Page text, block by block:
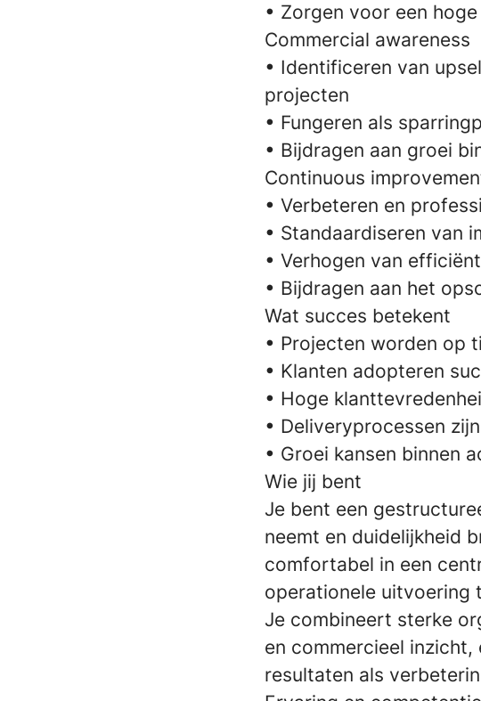
• Zorgen voor een
Commercial awareness
• Identificeren van
projecten
• Fungeren als
• Bijdragen aan groei
Continuous
• Verbeteren en
• Standaardiseren van
• Verhogen van
• Bijdragen aan het
Wat succes betekent
• Projecten worden op
• Klanten adopteren
• Hoge
• Deliveryprocessen
• Groei kansen binnen
Wie jij bent
Je bent een
neemt en duidelijkheid
comfortabel in een
operationele uitvoering
Je combineert sterke
en commercieel
resultaten als